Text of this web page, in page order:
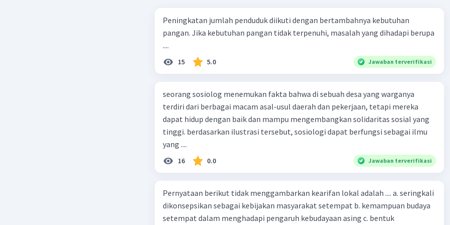
melalui tiga pendekatan utama, yaitu fungsional, konflik sosial, dan
interaksionisme simbolik.
mana manusia dikatakan sehat jika menjadi bagian dari
tidak lagi menyatu secara kolektif
Konflik Sosial
: Didasarkan pada pemikiran Karl Marx, melihat
pertentangan dan eksploitasi kelas sebagai penggerak utama
kekuatan dalam sejarah
Interaksionisme Simbolik: Memandang bahwa perilaku
situasi
berikut:
Bersifat empiris, didasarkan pada observasi terhadap
Peningkatan jumlah penduduk diikuti dengan bertambahnya kebutuhan
pangan. Jika kebutuhan pangan tidak terpenuhi, masalah yang dihadapi berupa
....
15 5.0 Jawaban terverifikasi
seorang sosiolog menemukan fakta bahwa di sebuah desa yang warganya
terdiri dari berbagai macam asal-usul daerah dan pekerjaan, tetapi mereka
dapat hidup dengan baik dan mampu mengembangkan solidaritas sosial yang
tinggi. berdasarkan ilustrasi tersebut, sosiologi dapat berfungsi sebagai ilmu
yang ....
16 0.0 Jawaban terverifikasi
Pernyataan berikut tidak menggambarkan kearifan lokal adalah .... a. seringkali
dikonsepsikan sebagai kebijakan masyarakat setempat b. kemampuan budaya
setempat dalam menghadapi pengaruh kebudayaan asing c. bentuk